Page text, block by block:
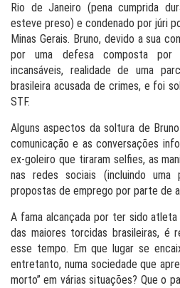
Rio de Janeiro (pena cumprida
esteve preso) e condenado por júri
Minas Gerais. Bruno, devido a sua
por uma defesa composta por
incansáveis, realidade de uma
brasileira acusada de crimes, e foi
STF.
Alguns aspectos da soltura de
comunicação e as conversações
ex-goleiro que tiraram selfies, as
nas redes sociais (incluindo
propostas de emprego por parte de
A fama alcançada por ter sido
das maiores torcidas brasileiras, é
esse tempo. Em que lugar se
entretanto, numa sociedade que
morto” em várias situações? Que o